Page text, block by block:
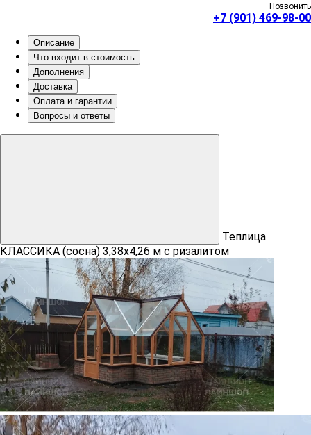
Позвонить
+7 (901) 469-98-00
Описание
Что входит в стоимость
Дополнения
Доставка
Оплата и гарантии
Вопросы и ответы
Теплица
КЛАССИКА (сосна) 3,38х4,26 м с ризалитом